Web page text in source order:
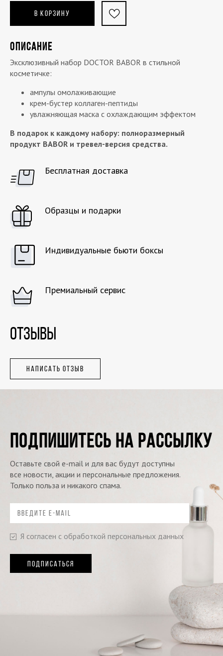
В КОРЗИНУ
ОПИСАНИЕ
Эксклюзивный набор DOCTOR BABOR в стильной
косметичке:
ампулы омолаживающие
крем-бустер коллаген-пептиды
увлажняющая маска с охлаждающим эффектом
В подарок к каждому набору: полноразмерный
продукт BABOR и тревел-версия средства.
Бесплатная доставка
Образцы и подарки
Индивидуальные бьюти боксы
Премиальный сервис
ОТЗЫВЫ
НАПИСАТЬ ОТЗЫВ
ПОДПИШИТЕСЬ НА РАССЫЛКУ
Оставьте свой e-mail и для вас будут доступны
все новости, акции и персональные предложения.
Только польза и никакого спама.
Я согласен с обработкой персональных данных
ПОДПИСАТЬСЯ